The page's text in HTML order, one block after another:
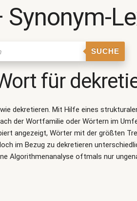
SUCHE
für
wiedekretieren. Mit Hilfe eines
der Wortfamilie oder Wörtern im
angezeigt, Wörter mit der größten
im Bezug zu dekretieren
Algorithmenanalyse oftmals nur